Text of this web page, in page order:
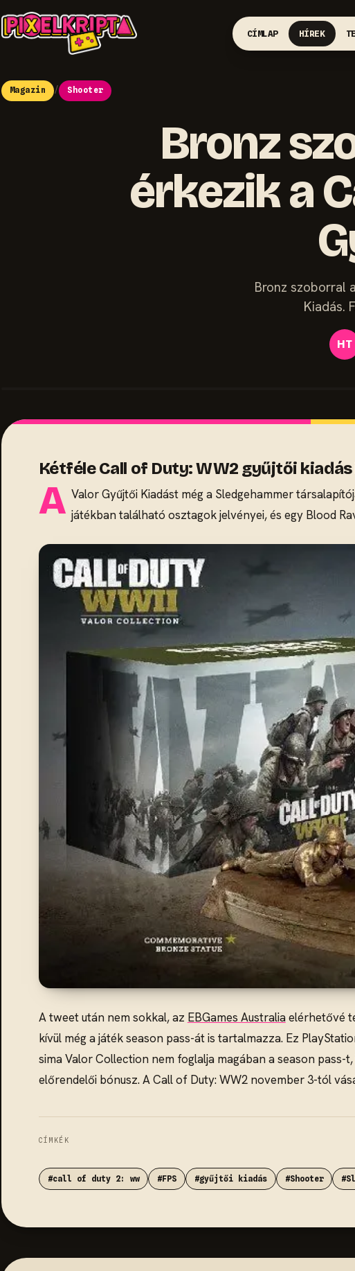
CÍMLAP HÍREK
Magazin / Shooter
Bronz
érkezik a
Bronz szoborral
Kiadás.
HT
Kétféle Call of Duty: WW2 gyűjtői kiadás
A Valor Gyűjtői Kiadást még a Sledgehammer
játékban található osztagok jelvényei, és egy Blood
A tweet után nem sokkal, az EBGames Australiaelérhetővé
kívül még a játék season pass-át is tartalmazza. Ez
sima Valor Collection nem foglalja magában a season
előrendelői bónusz. A Call of Duty: WW2 november 3-tól
CÍMKÉK
#call of duty 2: ww #FPS #gyűjtői kiadás #Shooter